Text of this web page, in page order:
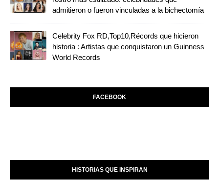
admitieron o fueron vinculadas a la bichectomía
Celebrity Fox RD,Top10,Récords que hicieron
historia : Artistas que conquistaron un Guinness
World Records
FACEBOOK
HISTORIAS QUE INSPIRAN